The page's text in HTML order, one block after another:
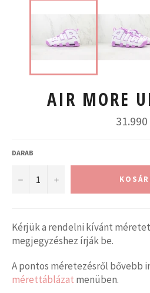
AIR MORE
Normál
ár
31.990
DARAB
− +
Kérjük a rendelni kívánt méretet
megjegyzéshez írják be.
A pontos méretezésről bővebb
mérettáblázat menüben.